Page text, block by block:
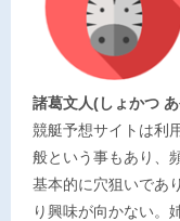
諸葛文人(しょかつ
競艇予想サイトは利
般という事もあり、
基本的に穴狙いであ
り興味が向かない。